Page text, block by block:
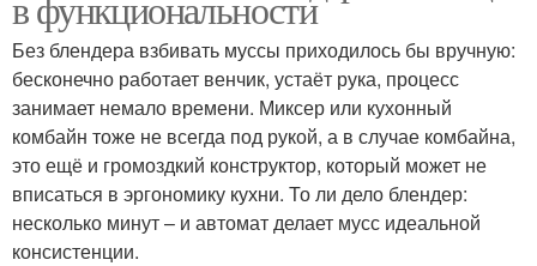
Без блендера взбивать муссы приходилось бы вручную:
бесконечно работает венчик, устаёт рука, процесс
занимает немало времени. Миксер или кухонный
комбайн тоже не всегда под рукой, а в случае комбайна,
это ещё и громоздкий конструктор, который может не
вписаться в эргономику кухни. То ли дело блендер:
несколько минут – и автомат делает мусс идеальной
консистенции.